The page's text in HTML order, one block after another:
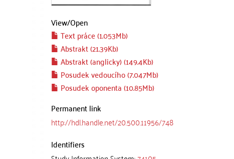
View/Open
Text práce (1.053Mb)
Abstrakt (21.39Kb)
Abstrakt (anglicky) (149.4Kb)
Posudek vedoucího (7.047Mb)
Posudek oponenta (10.85Mb)
Permanent link
http://hdl.handle.net/20.500.11956/748
Identifiers